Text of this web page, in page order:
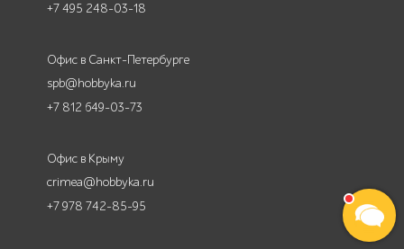
+7 495 248-03-18
Офис в Санкт-Петербурге
spb@hobbyka.ru
+7 812 649-03-73
Офис в Крыму
crimea@hobbyka.ru
+7 978 742-85-95